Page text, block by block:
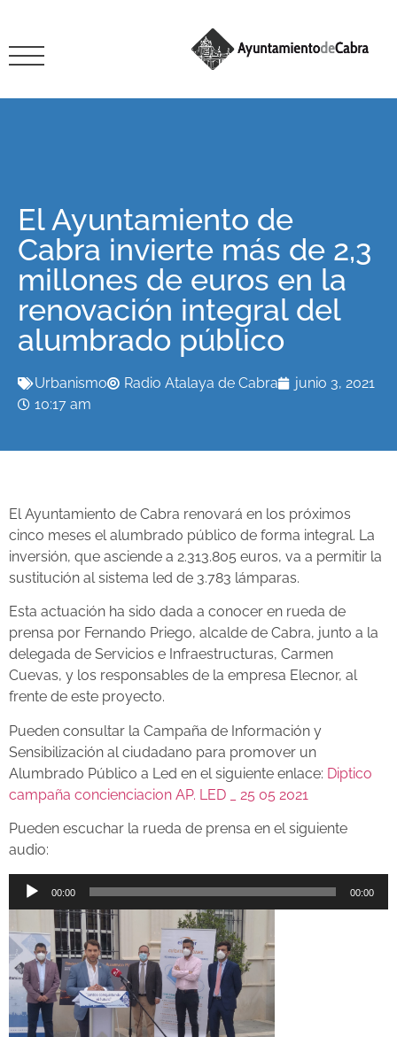
El Ayuntamiento de
Cabra invierte más de 2,3
millones de euros en la
renovación integral del
alumbrado público
Urbanismo Radio Atalaya de Cabra
junio 3, 2021
10:17 am
El Ayuntamiento de Cabra renovará en los próximos
cinco meses el alumbrado público de forma integral. La
inversión, que asciende a 2.313.805 euros, va a permitir la
sustitución al sistema led de 3.783 lámparas.
Esta actuación ha sido dada a conocer en rueda de
prensa por Fernando Priego, alcalde de Cabra, junto a la
delegada de Servicios e Infraestructuras, Carmen
Cuevas, y los responsables de la empresa Elecnor, al
frente de este proyecto.
Pueden consultar la Campaña de Información y
Sensibilización al ciudadano para promover un
Alumbrado Público a Led en el siguiente enlace: Diptico
campaña concienciacion AP. LED _ 25 05 2021
Pueden escuchar la rueda de prensa en el siguiente
audio:
Reproductor
00:00 00:00